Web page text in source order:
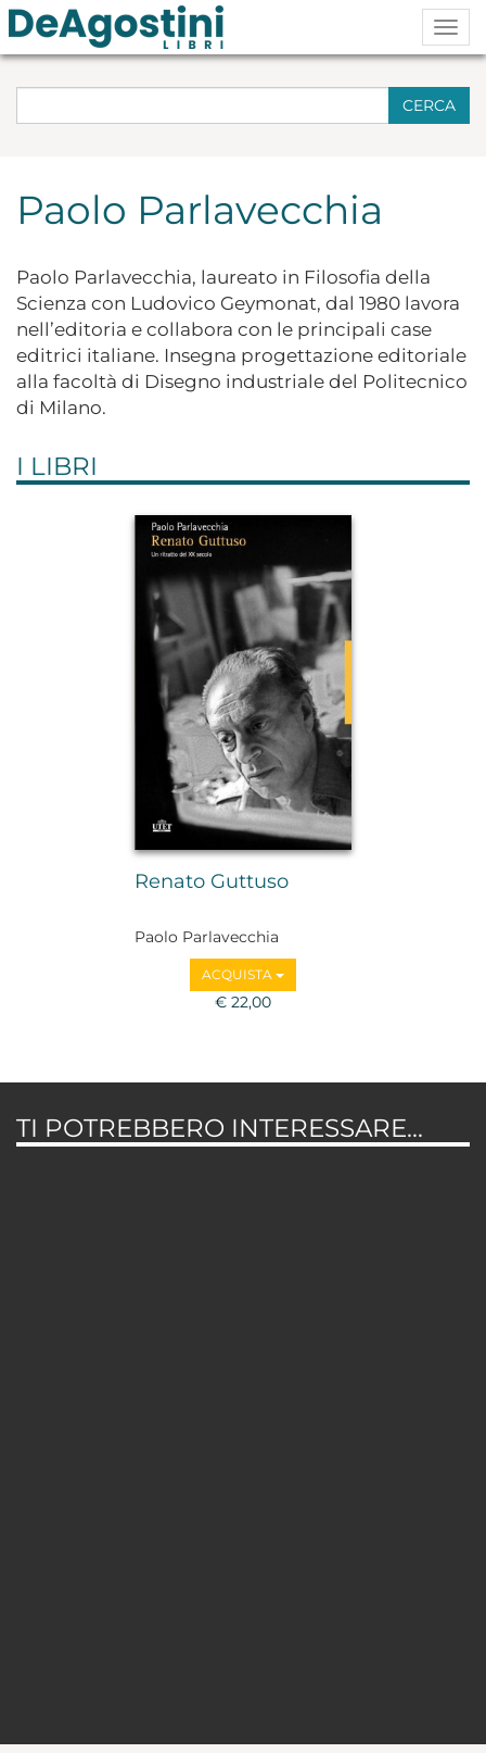
CERCA
Paolo Parlavecchia
Paolo Parlavecchia, laureato in Filosofia della
Scienza con Ludovico Geymonat, dal 1980 lavora
nell’editoria e collabora con le principali case
editrici italiane. Insegna progettazione editoriale
alla facoltà di Disegno industriale del Politecnico
di Milano.
I LIBRI
Renato Guttuso
Paolo Parlavecchia
ACQUISTA
€ 22,00
TI POTREBBERO INTERESSARE...